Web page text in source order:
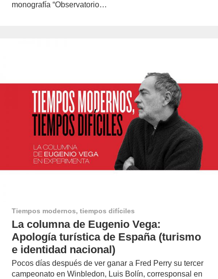
monografía “Observatorio…
Tiempos modernos, tiempos difíciles
La columna de Eugenio Vega:
Apología turística de España (turismo
e identidad nacional)
Pocos días después de ver ganar a Fred Perry su tercer
campeonato en Winbledon, Luis Bolín, corresponsal en